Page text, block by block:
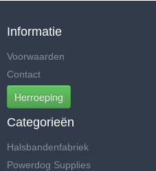
Informatie
Voorwaarden
Contact
Herroeping
Categorieën
Halsbandenfabriek
Powerdog Supplies